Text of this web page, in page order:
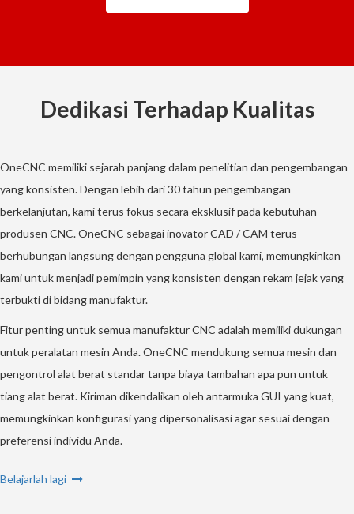
Dedikasi Terhadap Kualitas
OneCNC memiliki sejarah panjang dalam penelitian dan pengembangan
yang konsisten. Dengan lebih dari 30 tahun pengembangan
berkelanjutan, kami terus fokus secara eksklusif pada kebutuhan
produsen CNC. OneCNC sebagai inovator CAD / CAM terus
berhubungan langsung dengan pengguna global kami, memungkinkan
kami untuk menjadi pemimpin yang konsisten dengan rekam jejak yang
terbukti di bidang manufaktur.
Fitur penting untuk semua manufaktur CNC adalah memiliki dukungan
untuk peralatan mesin Anda. OneCNC mendukung semua mesin dan
pengontrol alat berat standar tanpa biaya tambahan apa pun untuk
tiang alat berat. Kiriman dikendalikan oleh antarmuka GUI yang kuat,
memungkinkan konfigurasi yang dipersonalisasi agar sesuai dengan
preferensi individu Anda.
Belajarlah lagi